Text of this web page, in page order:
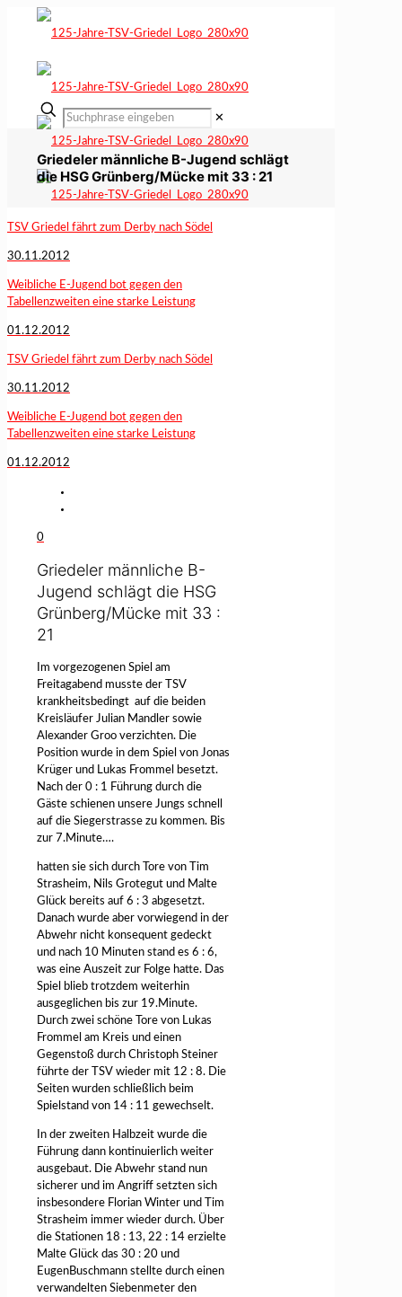
✕
Griedeler männliche B-Jugend schlägt
die HSG Grünberg/Mücke mit 33 : 21
TSV Griedel fährt zum Derby nach Södel
30.11.2012
Weibliche E-Jugend bot gegen den
Tabellenzweiten eine starke Leistung
01.12.2012
TSV Griedel fährt zum Derby nach Södel
30.11.2012
Weibliche E-Jugend bot gegen den
Tabellenzweiten eine starke Leistung
01.12.2012
0
Griedeler männliche B-
Jugend schlägt die HSG
Grünberg/Mücke mit 33 :
21
Im vorgezogenen Spiel am
Freitagabend musste der TSV
krankheitsbedingt auf die beiden
Kreisläufer Julian Mandler sowie
Alexander Groo verzichten. Die
Position wurde in dem Spiel von Jonas
Krüger und Lukas Frommel besetzt.
Nach der 0 : 1 Führung durch die
Gäste schienen unsere Jungs schnell
auf die Siegerstrasse zu kommen. Bis
zur 7.Minute….
hatten sie sich durch Tore von Tim
Strasheim, Nils Grotegut und Malte
Glück bereits auf 6 : 3 abgesetzt.
Danach wurde aber vorwiegend in der
Abwehr nicht konsequent gedeckt
und nach 10 Minuten stand es 6 : 6,
was eine Auszeit zur Folge hatte. Das
Spiel blieb trotzdem weiterhin
ausgeglichen bis zur 19.Minute.
Durch zwei schöne Tore von Lukas
Frommel am Kreis und einen
Gegenstoß durch Christoph Steiner
führte der TSV wieder mit 12 : 8. Die
Seiten wurden schließlich beim
Spielstand von 14 : 11 gewechselt.
In der zweiten Halbzeit wurde die
Führung dann kontinuierlich weiter
ausgebaut. Die Abwehr stand nun
sicherer und im Angriff setzten sich
insbesondere Florian Winter und Tim
Strasheim immer wieder durch. Über
die Stationen 18 : 13, 22 : 14 erzielte
Malte Glück das 30 : 20 und
EugenBuschmann stellte durch einen
verwandelten Siebenmeter den